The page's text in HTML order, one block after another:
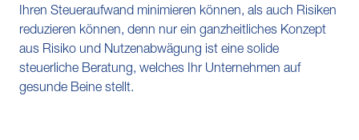
Ihren Steueraufwand minimieren können, als auch Risiken
reduzieren können, denn nur ein ganzheitliches Konzept
aus Risiko und Nutzenabwägung ist eine solide
steuerliche Beratung, welches Ihr Unternehmen auf
gesunde Beine stellt.